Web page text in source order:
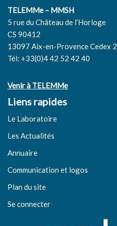
TELEMMe – MMSH
5 rue du Château de l’Horloge
CS 90412
13097 Aix-en-Provence Cedex 2
Tél: +33(0)4 42 52 42 40
Venir à TELEMMe
Liens rapides
Le Laboratoire
Les Actualités
Annuaire
Communication et logos
Plan du site
Se connecter